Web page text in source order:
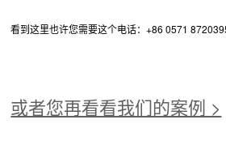
看到这里也许您需要这个电话：+86 0571
或者您再看看我们的案例 >